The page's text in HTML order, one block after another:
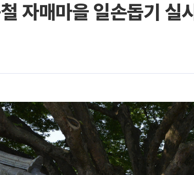
자매마을 일손돕기 실시